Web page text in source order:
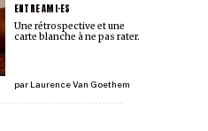
ENTRE AMI·ES
parLaurence Van Goethem
Une rétrospective et une
carte blanche à ne pas rater.